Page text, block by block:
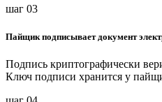
шаг 03
Пайщик подписывает документ
Подпись криптографически
Ключ подписи хранится у